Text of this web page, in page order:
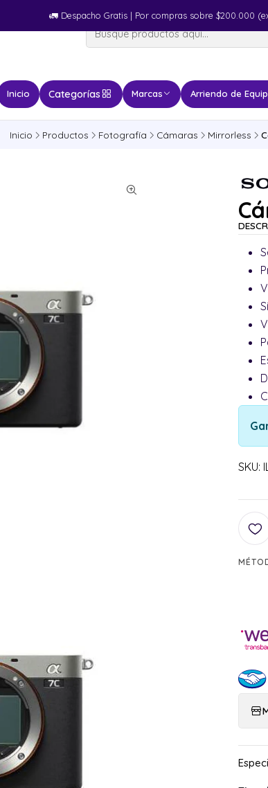
Inicio Categorías Marcas Arriendo de
🚛​ Despacho Gratis | Por compras sobre $200.000
Inicio Productos Fotografía Cámaras Mirrorless
SKU: